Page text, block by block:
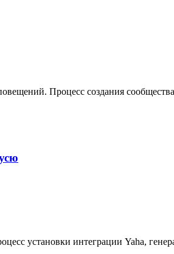
Процесс создания
установки интеграции Yaha,